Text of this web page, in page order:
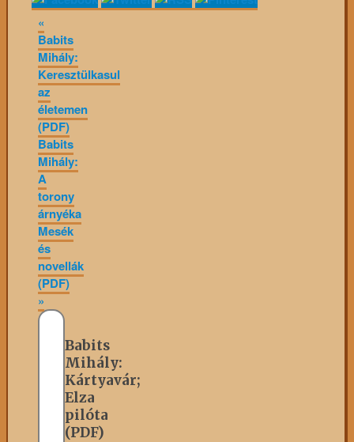
«
Babits
Mihály:
Keresztülkasul
az
életemen
(PDF)
Babits
Mihály:
A
torony
árnyéka
Mesék
és
novellák
(PDF)
»
Babits
Mihály:
Kártyavár;
Elza
pilóta
(PDF)